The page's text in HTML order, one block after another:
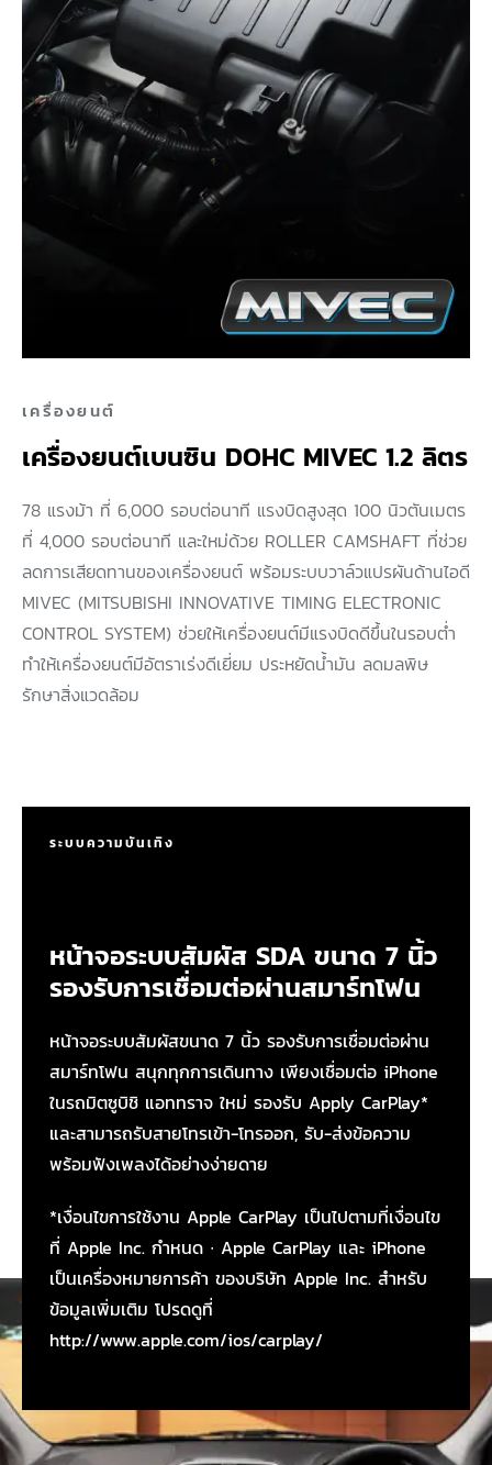
เครื่องยนต์
เครื่องยนต์เบนซิน DOHC MIVEC 1.2 ลิตร
78 แรงม้า ที่ 6,000 รอบต่อนาที แรงบิดสูงสุด 100 นิวตันเมตร
ที่ 4,000 รอบต่อนาที และใหม่ด้วย ROLLER CAMSHAFT ที่ช่วย
ลดการเสียดทานของเครื่องยนต์ พร้อมระบบวาล์วแปรผันด้านไอดี
MIVEC (MITSUBISHI INNOVATIVE TIMING ELECTRONIC
CONTROL SYSTEM) ช่วยให้เครื่องยนต์มีแรงบิดดีขึ้นในรอบต่ำ
ทำให้เครื่องยนต์มีอัตราเร่งดีเยี่ยม ประหยัดน้ำมัน ลดมลพิษ
รักษาสิ่งแวดล้อม
ระบบความบันเทิง
หน้าจอระบบสัมผัส SDA ขนาด 7 นิ้ว
รองรับการเชื่อมต่อผ่านสมาร์ทโฟน
หน้าจอระบบสัมผัสขนาด 7 นิ้ว รองรับการเชื่อมต่อผ่าน
สมาร์ทโฟน สนุกทุกการเดินทาง เพียงเชื่อมต่อ iPhone
ในรถมิตซูบิชิ แอททราจ ใหม่ รองรับ Apply CarPlay*
และสามารถรับสายโทรเข้า-โทรออก, รับ-ส่งข้อความ
พร้อมฟังเพลงได้อย่างง่ายดาย
*เงื่อนไขการใช้งาน Apple CarPlay เป็นไปตามที่เงื่อนไข
ที่ Apple Inc. กำหนด ∙ Apple CarPlay และ iPhone
เป็นเครื่องหมายการค้า ของบริษัท Apple Inc. สำหรับ
ข้อมูลเพิ่มเติม โปรดดูที่
http://www.apple.com/ios/carplay/